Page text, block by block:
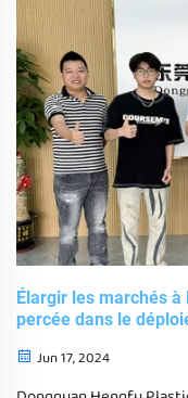
Élargir les marchés
percée dans le
Jun 17, 2024